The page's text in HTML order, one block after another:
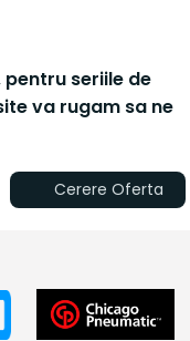
seriile de
va rugam sa ne
Cerere Oferta